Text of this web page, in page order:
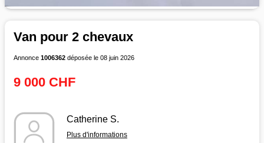
Van pour 2 chevaux
Annonce 1006362 déposée le 08 juin 2026
9 000 CHF
Catherine S.
Plus d'informations